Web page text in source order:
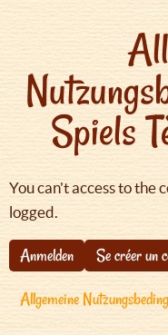
Spiels
You can't access to the
logged.
Anmelden
Se créer un
Allgemeine